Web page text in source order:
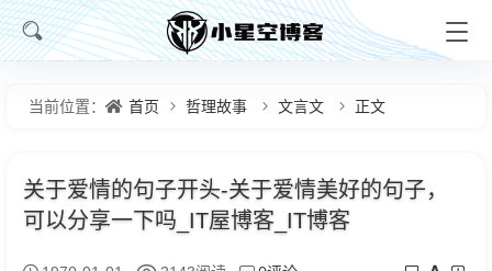
当前位置： 首页 哲理故事 文言文 正文
关于爱情的句子开头-关于爱情美好的句子，
可以分享一下吗_IT屋博客_IT博客